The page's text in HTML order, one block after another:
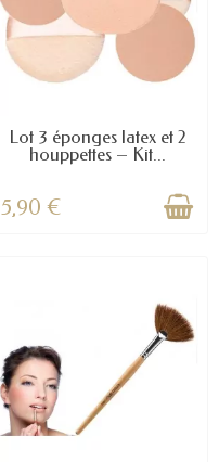
Lot 3 éponges latex et 2
houppettes – Kit...
5,90 €